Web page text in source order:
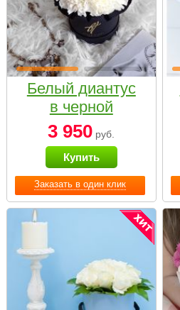
Заказать в один клик
Белый диантус
в черной
коробке Small
3 950 руб.
Купить